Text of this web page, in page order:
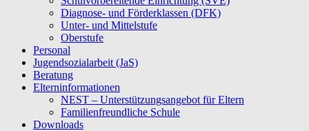
Diagnose- und Förderklassen (DFK)
Unter- und Mittelstufe
Oberstufe
Personal
Jugendsozialarbeit (JaS)
Beratung
Elterninformationen
NEST – Unterstützungsangebot für Eltern
Familienfreundliche Schule
Downloads